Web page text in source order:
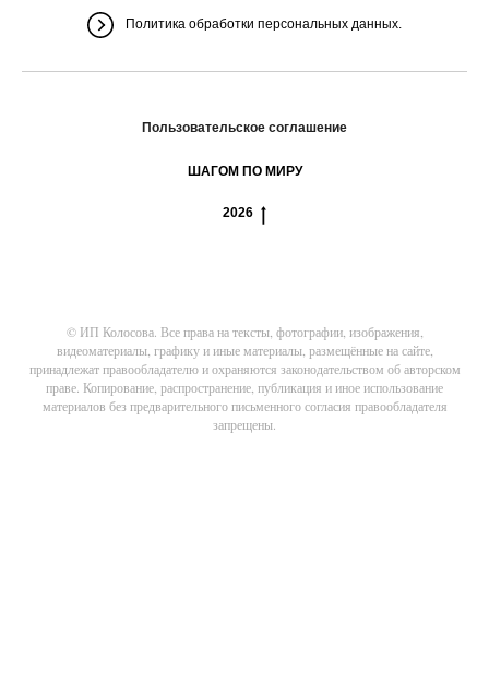
Политика обработки персональных данных.
Пользовательское соглашение
ШАГОМ ПО МИРУ
2026
© ИП Колосова. Все права на тексты, фотографии, изображения,
видеоматериалы, графику и иные материалы, размещённые на сайте,
принадлежат правообладателю и охраняются законодательством об авторском
праве. Копирование, распространение, публикация и иное использование
материалов без предварительного письменного согласия правообладателя
запрещены.